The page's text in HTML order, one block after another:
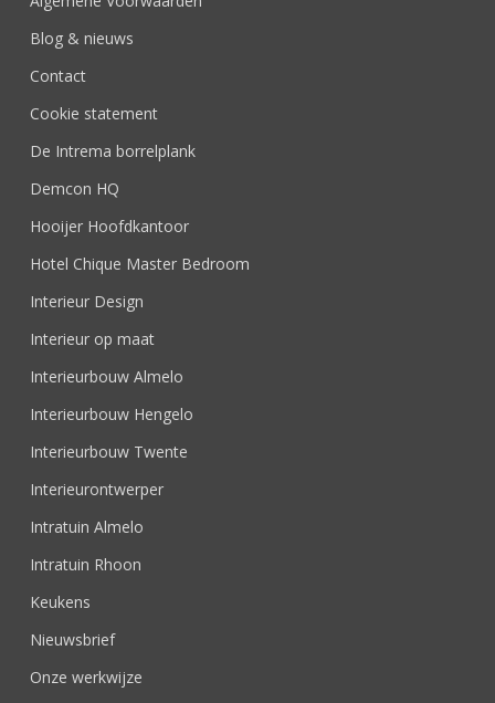
Blog & nieuws
Contact
Cookie statement
De Intrema borrelplank
Demcon HQ
Hooijer Hoofdkantoor
Hotel Chique Master Bedroom
Interieur Design
Interieur op maat
Interieurbouw Almelo
Interieurbouw Hengelo
Interieurbouw Twente
Interieurontwerper
Intratuin Almelo
Intratuin Rhoon
Keukens
Nieuwsbrief
Onze werkwijze